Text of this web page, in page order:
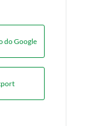
do Google